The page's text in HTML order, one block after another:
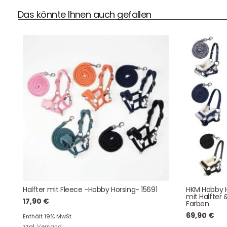
Das könnte Ihnen auch gefallen
Halfter mit Fleece -Hobby Horsing- 15691
17,90 €
Enthält 19% MwSt.
HKM Hobby
mit Halfter
Farben
69,90 €
DHL Versand
Der Spielzeug – Handel aus Haan, wir versenden mit DHL.
Kontaktdaten
August-Macke-Weg 17,
42781 Haan
E-Mail: info@hollyclaire.de